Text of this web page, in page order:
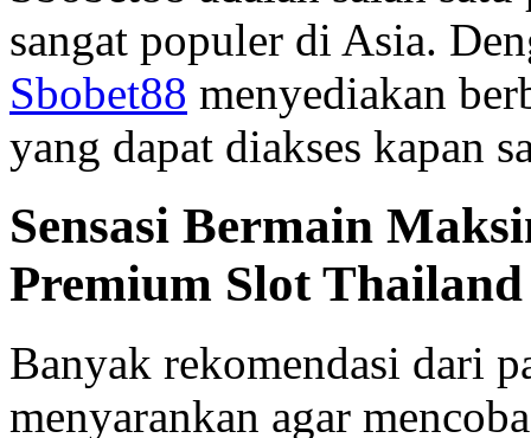
sangat populer di Asia.
Sbobet88 menyediakan
yang dapat diakses kapan
Sensasi Bermain
Premium Slot Thailand
Banyak rekomendasi dari
menyarankan agar